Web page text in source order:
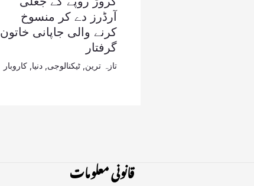
آرڈرز دے کر منسوخ
کرنے والی جاپانی خاتون
گرفتار
تازہ ترین ٹیکنالوجی دنیا کاروبار
قانونی معلومات